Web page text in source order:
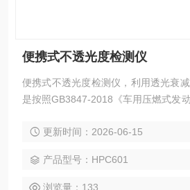
便携式不透光度检测仪
便携式不透光度检测仪，利用透光衰
是按照GB3847-2018《车用压燃式发
了中华人民共和国交通行业标准JT/
3871.13-2006的测试要求。
更新时间：2026-06-15
产品型号：HPC601
浏览量：133